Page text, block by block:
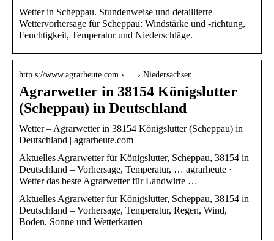
Wetter in Scheppau. Stundenweise und detaillierte
Wettervorhersage für Scheppau: Windstärke und -richtung,
Feuchtigkeit, Temperatur und Niederschläge.
http s://www.agrarheute.com › … › Niedersachsen
Agrarwetter in 38154 Königslutter
(Scheppau) in Deutschland
Wetter – Agrarwetter in 38154 Königslutter (Scheppau) in
Deutschland | agrarheute.com
Aktuelles Agrarwetter für Königslutter, Scheppau, 38154 in
Deutschland – Vorhersage, Temperatur, … agrarheute ·
Wetter das beste Agrarwetter für Landwirte …
Aktuelles Agrarwetter für Königslutter, Scheppau, 38154 in
Deutschland – Vorhersage, Temperatur, Regen, Wind,
Boden, Sonne und Wetterkarten